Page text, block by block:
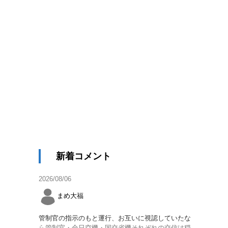
新着コメント
2026/08/06
まめ大福
管制官の指示のもと運行、お互いに視認していたな